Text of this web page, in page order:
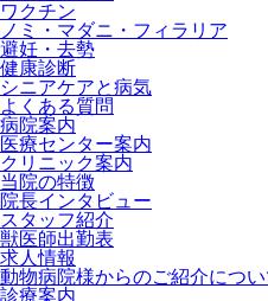
ワクチン
ノミ・マダニ・フィラリア
避妊・去勢
健康診断
シニアケアと病気
よくある質問
病院案内
医療センター案内
クリニック案内
当院の特徴
院長インタビュー
スタッフ紹介
獣医師出勤表
求人情報
動物病院様からのご紹介につい
診療案内